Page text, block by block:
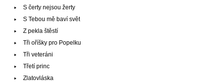
S čerty nejsou žerty
S Tebou mě baví svět
Z pekla štěstí
Tři oříšky pro Popelku
Tři veteráni
Třetí princ
Zlatovláska